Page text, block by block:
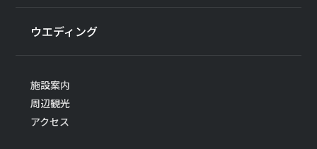
ウエディング
施設案内
周辺観光
アクセス